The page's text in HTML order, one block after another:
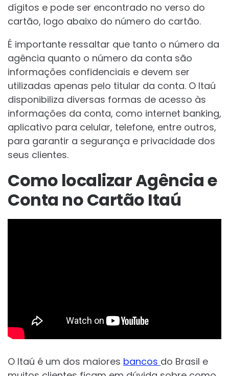
dígitos e pode ser encontrado no verso do
cartão, logo abaixo do número do cartão.
É importante ressaltar que tanto o número da
agência quanto o número da conta são
informações confidenciais e devem ser
utilizadas apenas pelo titular da conta. O Itaú
disponibiliza diversas formas de acesso às
informações da conta, como internet banking,
aplicativo para celular, telefone, entre outros,
para garantir a segurança e privacidade dos
seus clientes.
Como localizar Agência e
Conta no Cartão Itaú
O Itaú é um dos maiores bancos do Brasil e